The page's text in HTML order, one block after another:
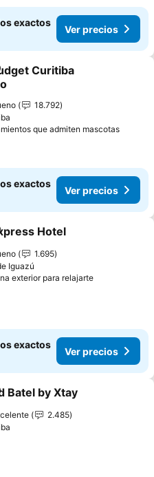
exactos
Ver precios
a favoritos
Curitiba
18.792
que admiten mascotasVer
exactos
Ver precios
a favoritos
Hotel
1.695
Iguazú
exterior para relajarteVer precios
exactos
Ver precios
a favoritos
Batel by Xtay
2.485